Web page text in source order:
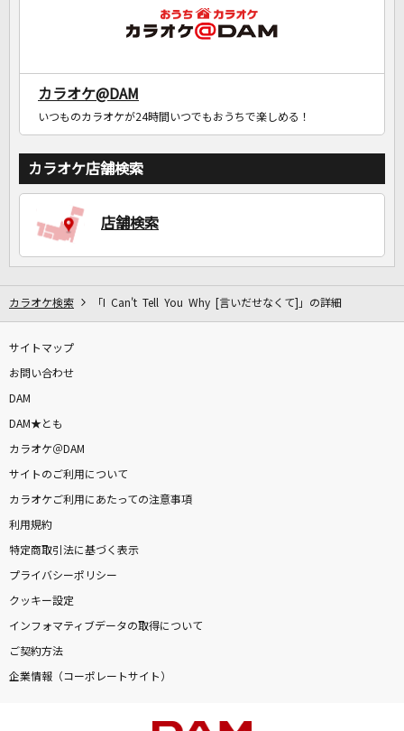
カラオケ@DAM
いつものカラオケが24時間いつでもおうちで楽しめる！
カラオケ店舗検索
店舗検索
カラオケ検索 「I Can't Tell You Why [言いだせなくて]」の詳細
サイトマップ
お問い合わせ
DAM
DAM★とも
カラオケ＠DAM
サイトのご利用について
カラオケご利用にあたっての注意事項
利用規約
特定商取引法に基づく表示
プライバシーポリシー
クッキー設定
インフォマティブデータの取得について
ご契約方法
企業情報（コーポレートサイト）